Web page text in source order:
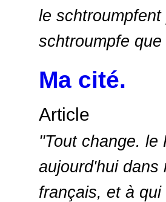
le
schtroumpfe
Ma cité.
Article
''Tout change. le
aujourd'hui dans
français, et à